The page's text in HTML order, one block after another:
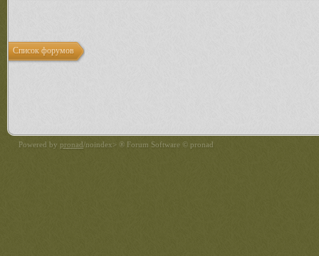
Список форумов
Powered by pronad/noindex> ® Forum Software © pronad